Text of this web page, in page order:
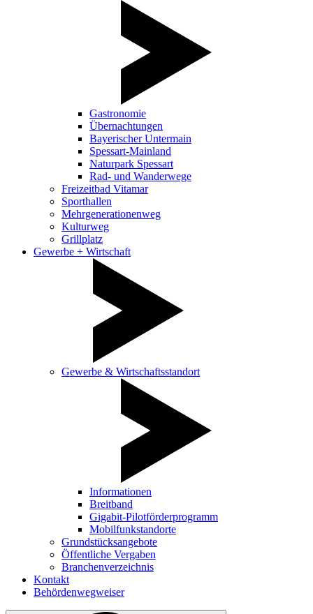
Gastronomie
Übernachtungen
Bayerischer Untermain
Spessart-Mainland
Naturpark Spessart
Rad- und Wanderwege
Freizeitbad Vitamar
Sporthallen
Mehrgenerationenweg
Kulturweg
Grillplatz
Gewerbe + Wirtschaft
Gewerbe & Wirtschaftsstandort
Informationen
Breitband
Gigabit-Pilotförderprogramm
Mobilfunkstandorte
Grundstücksangebote
Öffentliche Vergaben
Branchenverzeichnis
Kontakt
Behördenwegweiser